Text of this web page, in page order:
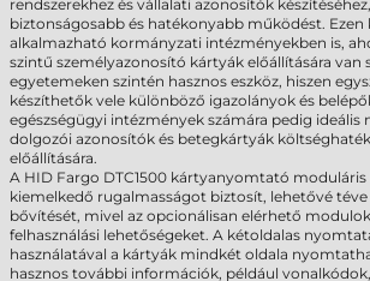
rendszerekhez és vállalati azonosítók
biztonságosabb és hatékonyabb működést. Ezen
alkalmazható kormányzati intézményekben is,
szintű személyazonosító kártyák előállítására van
egyetemeken szintén hasznos eszköz, hiszen
készíthetők vele különböző igazolányok és
egészségügyi intézmények számára pedig ideális
dolgozói azonosítók és betegkártyák
előállítására.
A HID Fargo DTC1500 kártyanyomtató moduláris
kiemelkedő rugalmasságot biztosít, lehetővé téve
bővítését, mivel az opcionálisan elérhető
felhasználási lehetőségeket. A kétoldalas
használatával a kártyák mindkét oldala
hasznos további információk, például